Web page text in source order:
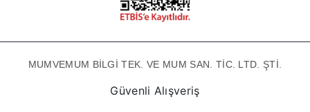
MUMVEMUM BİLGİ TEK. VE MUM SAN. TİC. LTD. ŞTİ.
Güvenli Alışveriş